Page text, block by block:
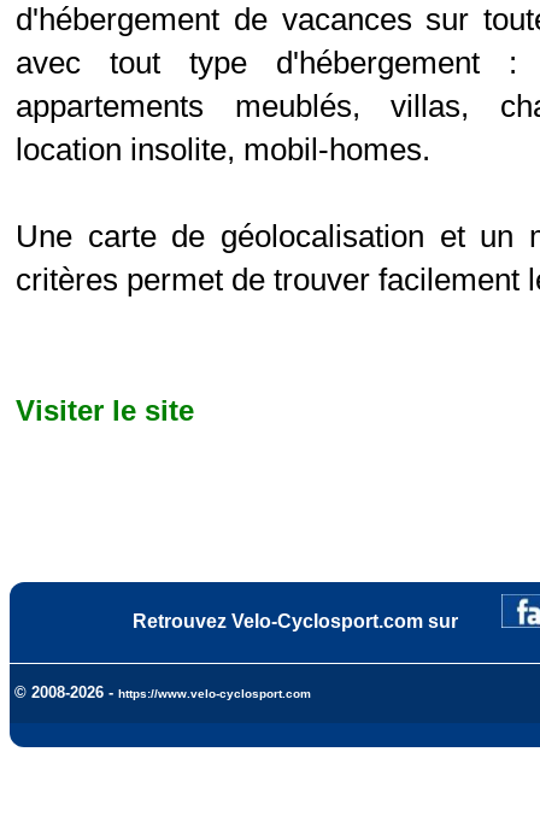
d'hébergement de vacances sur
avec tout type d'hébergement :
appartements meublés, villas,
location insolite, mobil-homes.
Une carte de géolocalisation et un
critères permet de trouver facilement
Visiter le site
Retrouvez Velo-Cyclosport.com sur
© 2008-2026 - https://www.velo-cyclosport.com